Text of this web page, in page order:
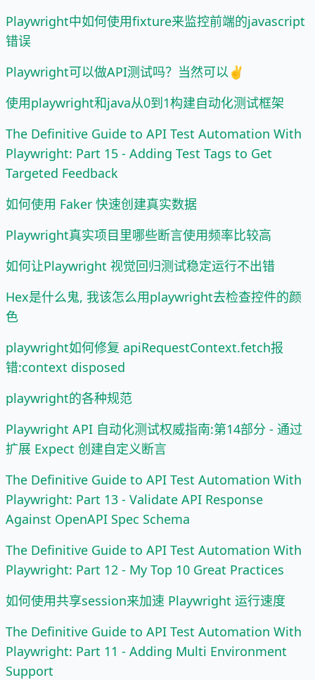
Playwright中如何使用fixture来监控前端的javascript
错误
Playwright可以做API测试吗？当然可以✌️
使用playwright和java从0到1构建自动化测试框架
The Definitive Guide to API Test Automation With
Playwright: Part 15 - Adding Test Tags to Get
Targeted Feedback
如何使用 Faker 快速创建真实数据
Playwright真实项目里哪些断言使用频率比较高
如何让Playwright 视觉回归测试稳定运行不出错
Hex是什么鬼, 我该怎么用playwright去检查控件的颜
色
playwright如何修复 apiRequestContext.fetch报
错:context disposed
playwright的各种规范
Playwright API 自动化测试权威指南:第14部分 - 通过
扩展 Expect 创建自定义断言
The Definitive Guide to API Test Automation With
Playwright: Part 13 - Validate API Response
Against OpenAPI Spec Schema
The Definitive Guide to API Test Automation With
Playwright: Part 12 - My Top 10 Great Practices
如何使用共享session来加速 Playwright 运行速度
The Definitive Guide to API Test Automation With
Playwright: Part 11 - Adding Multi Environment
Support